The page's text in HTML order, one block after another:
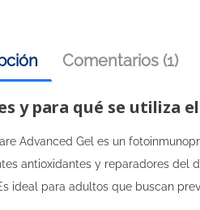
Comentarios (1)
y para qué se utiliza
Advanced Gel es un
antioxidantes y reparadores del
ideal para adultos que buscan